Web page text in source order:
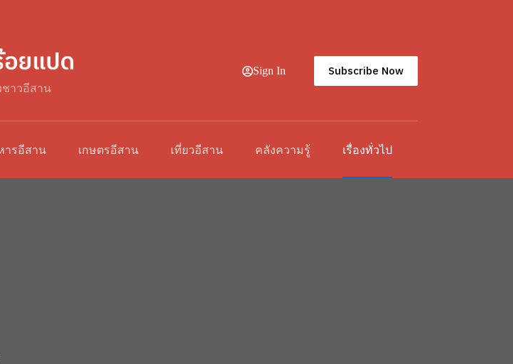
ชาวอีสาน
Sign In Subscribe Now
ารอีสาน เกษตรอีสาน เที่ยวอีสาน คลังความรู้ เรื่องทั่วไป